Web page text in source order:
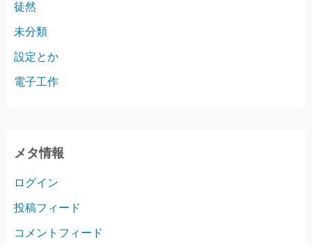
徒然
未分類
設定とか
電子工作
メタ情報
ログイン
投稿フィード
コメントフィード